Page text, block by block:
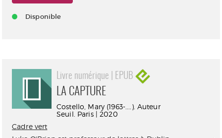
Disponible
Livre numérique | EPUB
LA CAPTURE
Costello, Mary (1963-....). Auteur
Seuil. Paris | 2020
Cadre vert